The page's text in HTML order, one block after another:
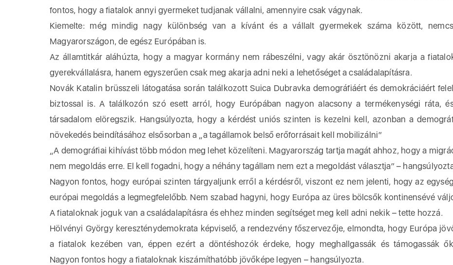
fontos, hogy a fiatalok annyi gyermeket tudjanak vállalni, amennyire csak vágynak.
Kiemelte: még mindig nagy különbség van a kívánt és a vállalt gyermekek száma között,
Magyarországon, de egész Európában is.
Az államtitkár aláhúzta, hogy a magyar kormány nem rábeszélni, vagy akár ösztönözni akarja a
gyerekvállalásra, hanem egyszerűen csak meg akarja adni neki a lehetőséget a családalapításra.
Novák Katalin brüsszeli látogatása során találkozott Suica Dubravka demográfiáért és demokráciáért
biztossal is. A találkozón szó esett arról, hogy Európában nagyon alacsony a termékenységi ráta,
társadalom elöregszik. Hangsúlyozta, hogy a kérdést uniós szinten is kezelni kell, azonban a
növekedés beindításához elsősorban a „a tagállamok belső erőforrásait kell mobilizálni”
„A demográfiai kihívást több módon meg lehet közelíteni. Magyarország tartja magát ahhoz, hogy a
nem megoldás erre. El kell fogadni, hogy a néhány tagállam nem ezt a megoldást választja” –
Nagyon fontos, hogy európai szinten tárgyaljunk erről a kérdésről, viszont ez nem jelenti, hogy az
európai megoldás a legmegfelelőbb. Nem szabad hagyni, hogy Európa az üres bölcsők kontinensévé
A fiataloknak joguk van a családalapításra és ehhez minden segítséget meg kell adni nekik – tette hozzá.
Hölvényi György kereszténydemokrata képviselő, a rendezvény főszervezője, elmondta, hogy Európa
a fiatalok kezében van, éppen ezért a döntéshozók érdeke, hogy meghallgassák és támogassák
Nagyon fontos hogy a fiataloknak kiszámíthatóbb jövőképe legyen – hangsúlyozta.